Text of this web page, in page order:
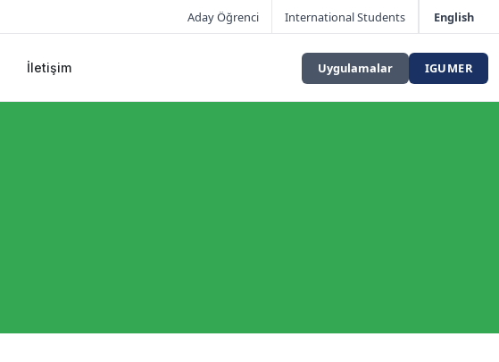
Aday Öğrenci International Students English
İletişim Uygulamalar IGUMER